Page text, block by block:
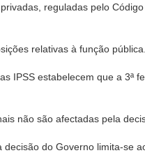
reguladas pelo
relativas à função pública.
IPSS estabelecem que a 3ª
não são afectadas pela
do Governo limita-se